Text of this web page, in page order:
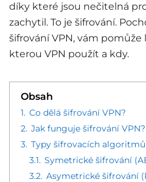
díky které jsou nečitelná
zachytil. To je šifrování.
šifrování VPN, vám
kterou VPN použít a kdy.
Obsah
1. Co dělá šifrování VPN?
2. Jak funguje šifrování VPN?
3. Typy šifrovacích
3.1. Symetrické šifrování
3.2. Asymetrické šifrování